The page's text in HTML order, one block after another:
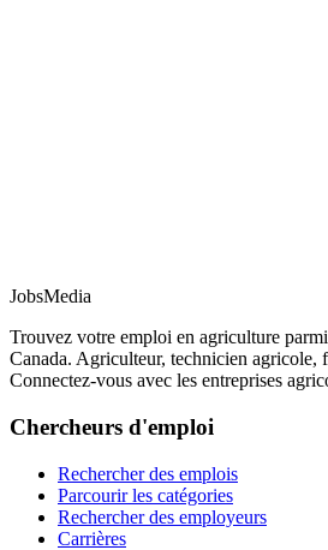
JobsMedia
Trouvez votre emploi en agriculture
Canada. Agriculteur, technicien agricole,
Connectez-vous avec les entreprises
Chercheurs d'emploi
Rechercher des emplois
Parcourir les catégories
Rechercher des employeurs
Carrières